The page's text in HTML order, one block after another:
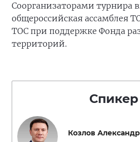
Соорганизаторами турнира
общероссийская ассамблея
ТОС при поддержке Фонда
территорий.
Спикер
Козлов